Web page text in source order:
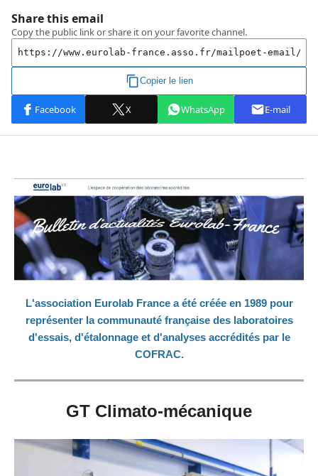
L'association Eurolab France a été créée en 1989 pour
représenter la communauté française des laboratoires
d'essais, d'étalonnage et d'analyses accrédités par le
COFRAC.
GT Climato-mécanique